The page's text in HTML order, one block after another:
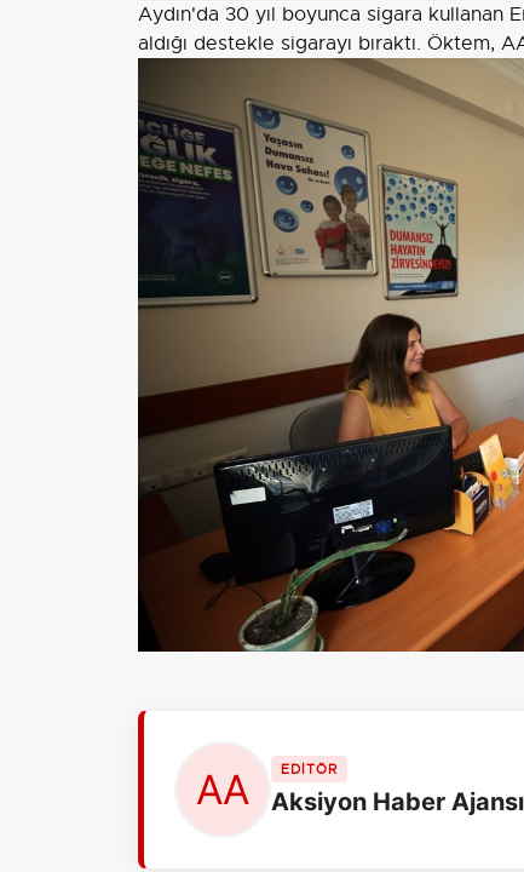
Aydın'da 30 yıl boyunca sigara kullanan
aldığı destekle sigarayı bıraktı. Öktem,
EDİTÖR
Aksiyon Haber Ajansı